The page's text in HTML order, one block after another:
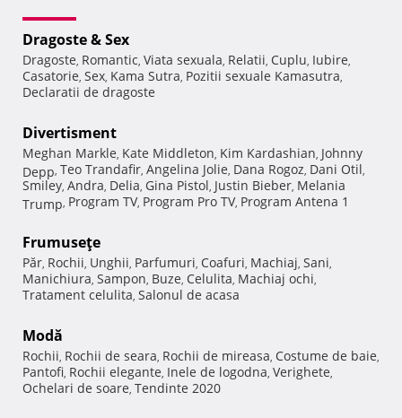
Dragoste & Sex
Dragoste, Romantic, Viata sexuala, Relatii, Cuplu, Iubire,
Casatorie, Sex, Kama Sutra, Pozitii sexuale Kamasutra,
Declaratii de dragoste
Divertisment
Meghan Markle, Kate Middleton, Kim Kardashian, Johnny
Depp, Teo Trandafir, Angelina Jolie, Dana Rogoz, Dani Otil,
Smiley, Andra, Delia, Gina Pistol, Justin Bieber, Melania
Trump, Program TV, Program Pro TV, Program Antena 1
Frumuseţe
Păr, Rochii, Unghii, Parfumuri, Coafuri, Machiaj, Sani,
Manichiura, Sampon, Buze, Celulita, Machiaj ochi,
Tratament celulita, Salonul de acasa
Modă
Rochii, Rochii de seara, Rochii de mireasa, Costume de baie,
Pantofi, Rochii elegante, Inele de logodna, Verighete,
Ochelari de soare, Tendinte 2020